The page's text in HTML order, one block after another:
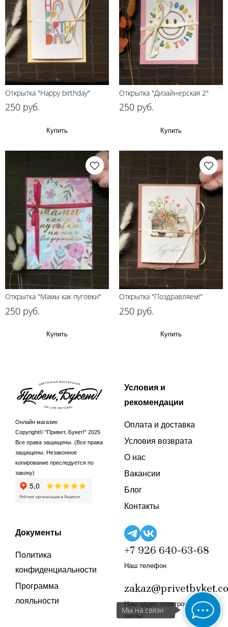
Мы на связи
Открытка "Happy birthday"
250 руб.
Купить
Открытка "Дизайнерская 2"
250 руб.
Купить
Открытка "Мамы как пуговки"
250 руб.
Купить
Открытка "Поздравляем!"
250 руб.
Купить
Онлайн магазин
Copyright© "Привет, Букет!" 2025
Все права защищены. (Все права
защищены. Незаконное
копирование преследуется по
закону)
Условия и
рекомендации
Оплата и доставка
Условия возврата
О нас
Вакансии
Блог
Контакты
Документы
Политика
конфиденциальности
Программа
лояльности
+7 926 640-63-68
Наш телефон
Наш адрес электронной
почты